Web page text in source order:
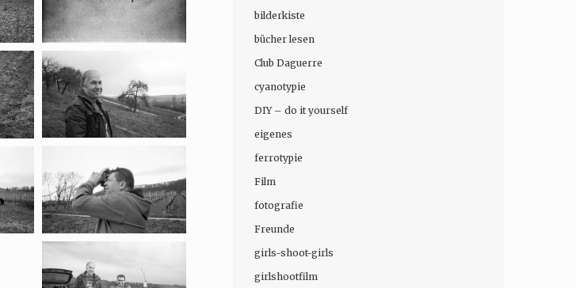
bilderkiste
bücher lesen
Club Daguerre
cyanotypie
DIY – do it yourself
eigenes
ferrotypie
Film
fotografie
Freunde
girls-shoot-girls
girlshootfilm